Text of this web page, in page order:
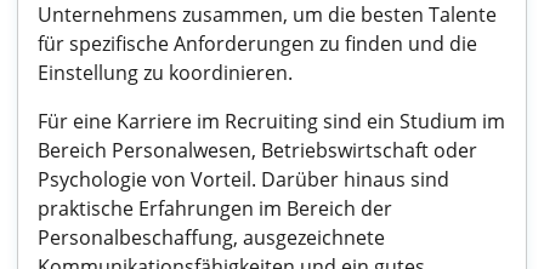
Unternehmens zusammen, um die besten Talente
für spezifische Anforderungen zu finden und die
Einstellung zu koordinieren.
Für eine Karriere im Recruiting sind ein Studium im
Bereich Personalwesen, Betriebswirtschaft oder
Psychologie von Vorteil. Darüber hinaus sind
praktische Erfahrungen im Bereich der
Personalbeschaffung, ausgezeichnete